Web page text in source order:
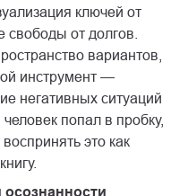
ключей от
от долгов.
вариантов,
инструмент —
негативных ситуаций
попал в пробку,
это как
осознанности